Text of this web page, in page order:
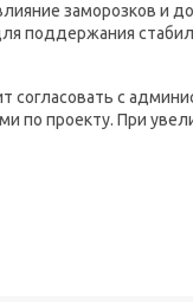
заморозков и
поддержания
согласовать с
по проекту. При